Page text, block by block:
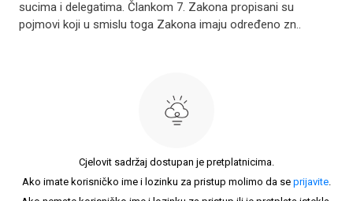
sucima i delegatima. Člankom 7. Zakona propisani su
pojmovi koji u smislu toga Zakona imaju određeno zn..
Cjelovit sadržaj dostupan je pretplatnicima.
Ako imate korisničko ime i lozinku za pristup molimo da se prijavite.